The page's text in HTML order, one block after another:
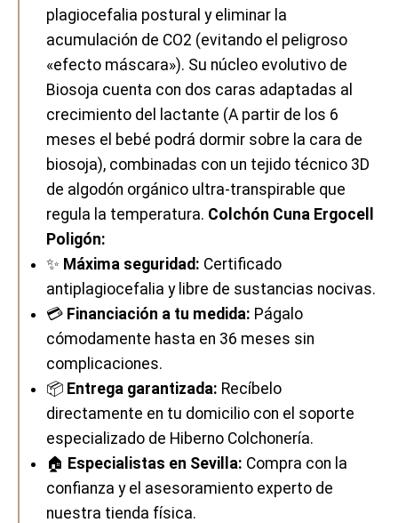
plagiocefalia postural y eliminar la
acumulación de CO2 (evitando el peligroso
«efecto máscara»). Su núcleo evolutivo de
Biosoja cuenta con dos caras adaptadas al
crecimiento del lactante (A partir de los 6
meses el bebé podrá dormir sobre la cara de
biosoja), combinadas con un tejido técnico 3D
de algodón orgánico ultra-transpirable que
regula la temperatura. Colchón Cuna Ergocell
Poligón:
✨ Máxima seguridad: Certificado
antiplagiocefalia y libre de sustancias nocivas.
💳 Financiación a tu medida: Págalo
cómodamente hasta en 36 meses sin
complicaciones.
📦 Entrega garantizada: Recíbelo
directamente en tu domicilio con el soporte
especializado de Hiberno Colchonería.
🏠 Especialistas en Sevilla: Compra con la
confianza y el asesoramiento experto de
nuestra tienda física.